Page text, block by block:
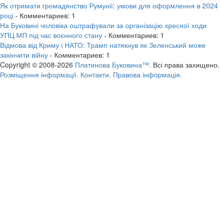
Як отримати громадянство Румунії: умови для оформлення в 2024
році - Комментариев: 1
На Буковині чоловіка оштрафували за організацію хресної ходи
УПЦ МП під час воєнного стану - Комментариев: 1
Відмова від Криму і НАТО: Трамп натякнув як Зеленський може
закінчити війну - Комментариев: 1
Copyright © 2008-2026 Платинова Буковина™. Всі права захищено.
Розміщення інформації. Контакти. Правова інформація.